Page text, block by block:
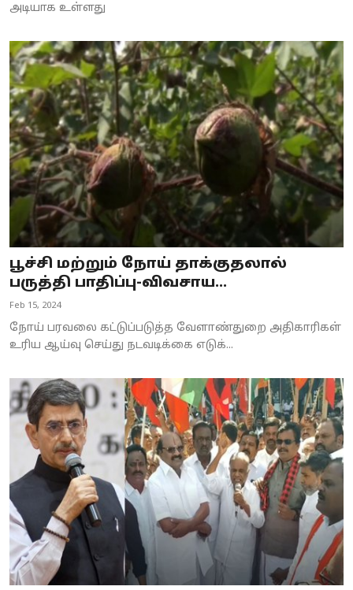
அடியாக உள்ளது
பூச்சி மற்றும் நோய் தாக்குதலால்
பருத்தி பாதிப்பு-விவசாய...
Feb 15, 2024
நோய் பரவலை கட்டுப்படுத்த வேளாண்துறை அதிகாரிகள்
உரிய ஆய்வு செய்து நடவடிக்கை எடுக்...